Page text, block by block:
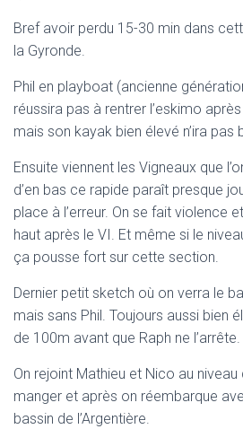
Bref avoir perdu 15-30 min dans
la Gyronde.
Phil en playboat (ancienne
réussira pas à rentrer l’eskimo
mais son kayak bien élevé n’ira pas
Ensuite viennent les Vigneaux que
d’en bas ce rapide paraît presque
place à l’erreur. On se fait violence
haut après le VI. Et même si le
ça pousse fort sur cette section.
Dernier petit sketch où on verra le
mais sans Phil. Toujours aussi bien
de 100m avant que Raph ne l’arrête.
On rejoint Mathieu et Nico au
manger et après on réembarque
bassin de l’Argentière.